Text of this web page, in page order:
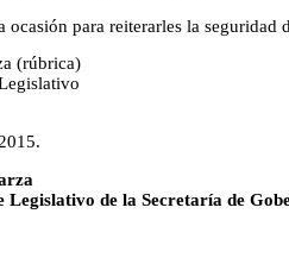
ocasión para reiterarles la
(rúbrica)
Legislativo de la Secretaría de